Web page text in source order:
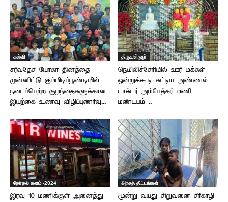
கல்வி
சர்வதேச யோகா தினத்தை
முன்னிட்டு கும்மிடிப்பூண்டியில்
நடைப்பெற்ற குழந்தைகளுக்கான
இயற்கை உணவு விழிப்புணர்வு...
திருவள்ளூர்
நெமிலிச்சேரியில் ஊர் மக்கள்
ஒன்றுக்கூடி கட்டிய அண்ணல்
டாக்டர் அம்பேத்கர் மணி
மண்டபம் ..
தேர்தல் களம் -2024
இரவு 10 மணிக்குள் அனைத்து
அரசுத் திட்டங்கள்
மூன்று வயது சிறுவனை சீர்காழி